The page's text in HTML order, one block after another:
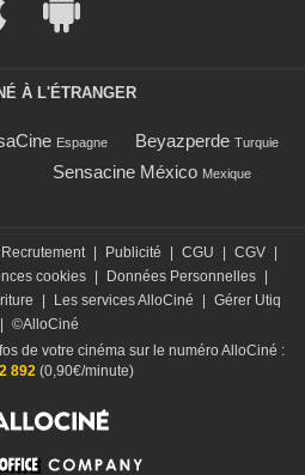
À L'ÉTRANGER
Espagne Beyazperde Turquie
Sensacine México Mexique
Recrutement Publicité CGU CGV
cookies Données Personnelles
Les services AlloCiné
Gérer Utiq
©AlloCiné
de votre cinéma sur le numéro AlloCiné :
892(0,90€/minute)